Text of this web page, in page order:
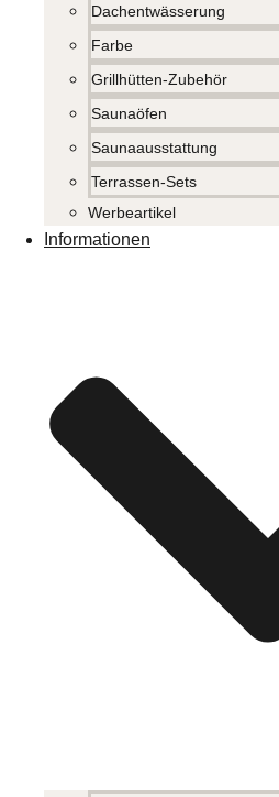
Dachentwässerung
Farbe
Grillhütten-Zubehör
Saunaöfen
Saunaausstattung
Terrassen-Sets
Werbeartikel
Informationen